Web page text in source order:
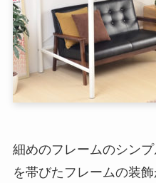
細めのフレームのシン
を帯びたフレームの装